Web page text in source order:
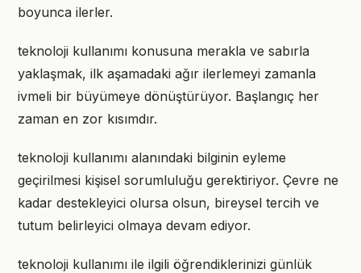
boyunca ilerler.
teknoloji kullanımı konusuna merakla ve sabırla
yaklaşmak, ilk aşamadaki ağır ilerlemeyi zamanla
ivmeli bir büyümeye dönüştürüyor. Başlangıç her
zaman en zor kısımdır.
teknoloji kullanımı alanındaki bilginin eyleme
geçirilmesi kişisel sorumluluğu gerektiriyor. Çevre ne
kadar destekleyici olursa olsun, bireysel tercih ve
tutum belirleyici olmaya devam ediyor.
teknoloji kullanımı ile ilgili öğrendiklerinizi günlük